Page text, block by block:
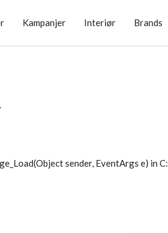
Kampanjer Interiør Brands
sender, EventArgs e)